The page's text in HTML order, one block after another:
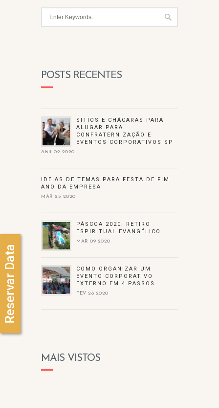
POSTS RECENTES
SITIOS E CHÁCARAS PARA
ALUGAR PARA
CONFRATERNIZAÇÃO E
EVENTOS CORPORATIVOS SP
ABR 02 2020
IDEIAS DE TEMAS PARA FESTA DE FIM
ANO DA EMPRESA
MAR 25 2020
PÁSCOA 2020: RETIRO
ESPIRITUAL EVANGÉLICO
MAR 09 2020
COMO ORGANIZAR UM
EVENTO CORPORATIVO
EXTERNO EM 4 PASSOS
FEV 28 2020
MAIS VISTOS
Reservar Data